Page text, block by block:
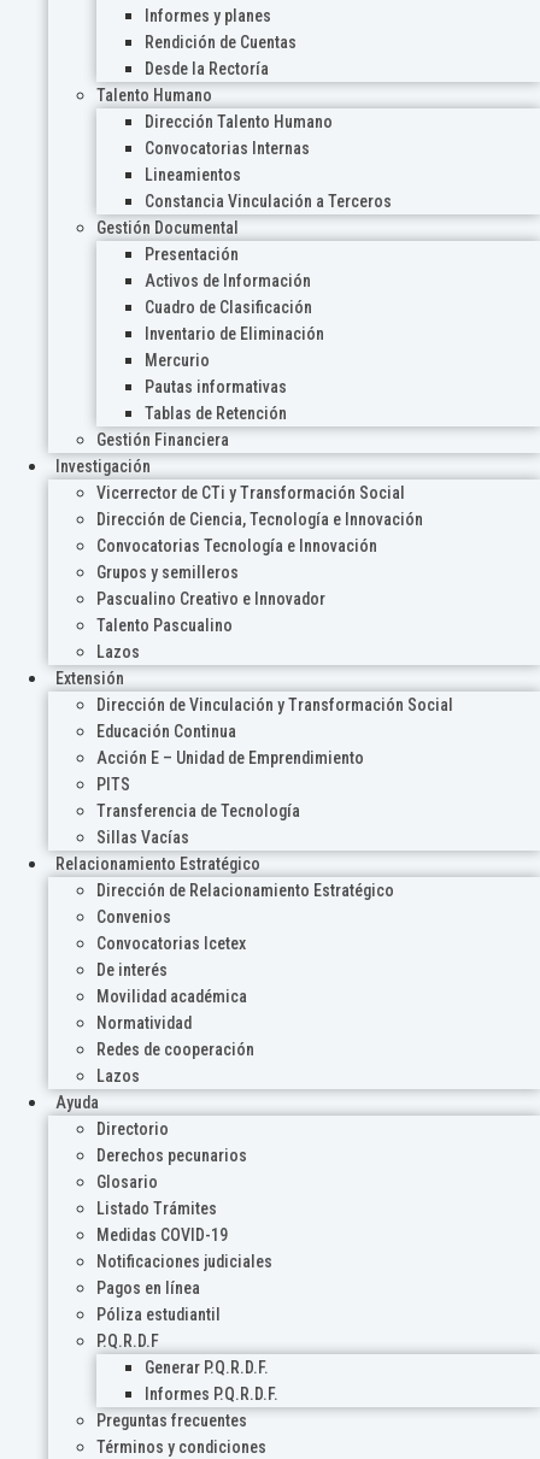
Informes y planes
Rendición de Cuentas
Desde la Rectoría
Talento Humano
Dirección Talento Humano
Convocatorias Internas
Lineamientos
Constancia Vinculación a Terceros
Gestión Documental
Presentación
Activos de Información
Cuadro de Clasificación
Inventario de Eliminación
Mercurio
Pautas informativas
Tablas de Retención
Gestión Financiera
Investigación
Vicerrector de CTi y Transformación Social
Dirección de Ciencia, Tecnología e Innovación
Convocatorias Tecnología e Innovación
Grupos y semilleros
Pascualino Creativo e Innovador
Talento Pascualino
Lazos
Extensión
Dirección de Vinculación y Transformación Social
Educación Continua
Acción E – Unidad de Emprendimiento
PITS
Transferencia de Tecnología
Sillas Vacías
Relacionamiento Estratégico
Dirección de Relacionamiento Estratégico
Convenios
Convocatorias Icetex
De interés
Movilidad académica
Normatividad
Redes de cooperación
Lazos
Ayuda
Directorio
Derechos pecunarios
Glosario
Listado Trámites
Medidas COVID-19
Notificaciones judiciales
Pagos en línea
Póliza estudiantil
P.Q.R.D.F
Generar P.Q.R.D.F.
Informes P.Q.R.D.F.
Preguntas frecuentes
Términos y condiciones